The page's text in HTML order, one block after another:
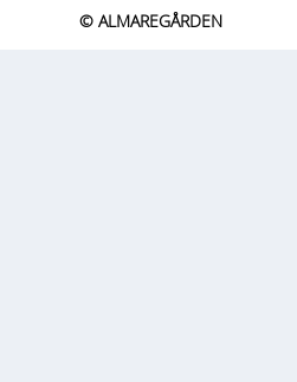
© ALMAREGÅRDEN